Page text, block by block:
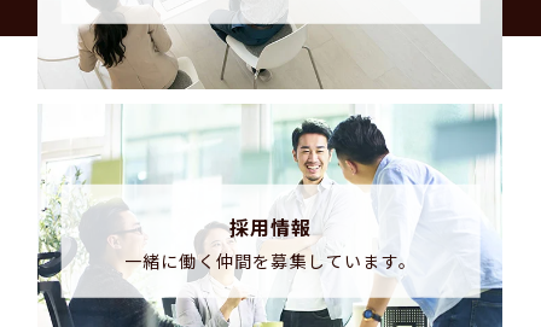
採用情報
一緒に働く仲間を募集しています。